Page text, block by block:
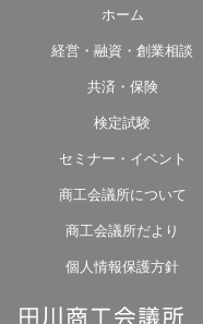
ホーム
経営・融資・創業相談
共済・保険
検定試験
セミナー・イベント
商工会議所について
商工会議所だより
個人情報保護方針